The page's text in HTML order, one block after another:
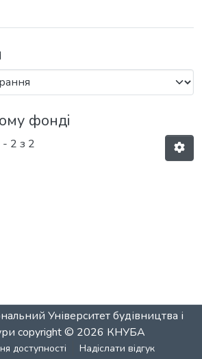
фонді
- 2 з 2
Університет будівництва і
copyright © 2026 КНУБА
доступності Надіслати відгук